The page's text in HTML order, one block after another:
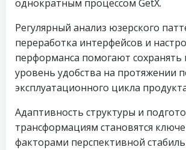
однократным процессом GetX.
Регулярный анализ юзерского
переработка интерфейсов и
перформанса помогают
уровень удобства на протяжении
эксплуатационного цикла
Адаптивность структуры и
трансформациям становятся
факторами перспективной